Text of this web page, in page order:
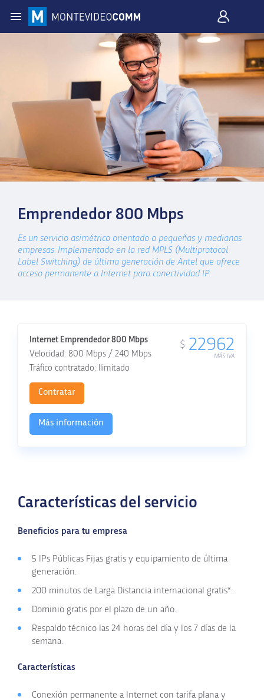
Emprendedor 800 Mbps
Es un servicio asimétrico orientado a pequeñas y medianas
empresas. Implementado en la red MPLS (Multiprotocol
Label Switching) de última generación de Antel que ofrece
acceso permanente a Internet para conectividad IP.
Internet Emprendedor 800 Mbps $ 22962
MÁS IVA
800 Mbps / 240 Mbps
Ilimitado
Contratar
Más información
Características del servicio
Beneficios para tu empresa
5 IPs Públicas Fijas gratis y equipamiento de última
generación.
200 minutos de Larga Distancia internacional gratis*.
Dominio gratis por el plazo de un año.
Respaldo técnico las 24 horas del día y los 7 días de la
semana.
Características
Conexión permanente a Internet con tarifa plana y